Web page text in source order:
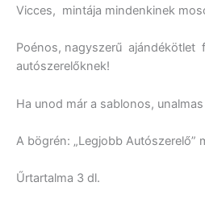
Vicces, mintája mindenkinek
Poénos, nagyszerű ajándékötlet
autószerelőknek!
Ha unod már a sablonos,
A bögrén: „Legjobb Autószerelő”
Űrtartalma 3 dl.